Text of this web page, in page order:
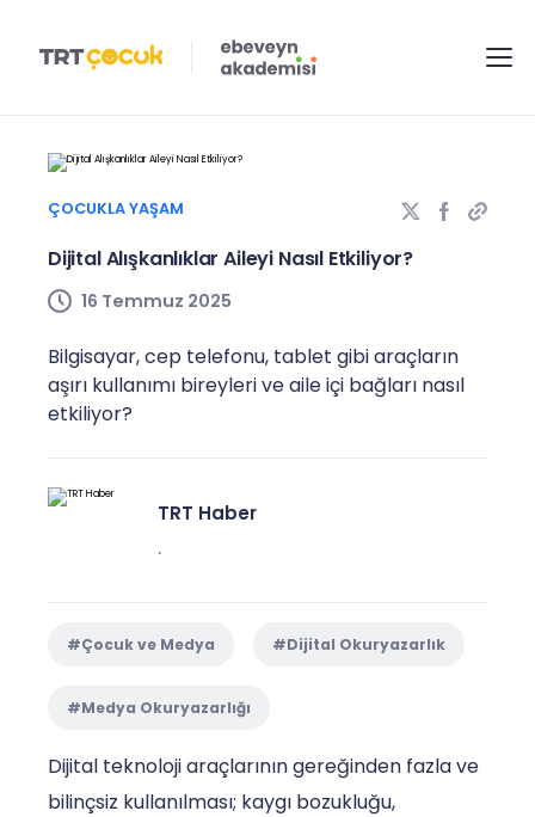
ÇOCUKLA YAŞAM
Dijital Alışkanlıklar Aileyi Nasıl Etkiliyor?
16 Temmuz 2025
Bilgisayar, cep telefonu, tablet gibi araçların
aşırı kullanımı bireyleri ve aile içi bağları nasıl
etkiliyor?
TRT Haber
.
#Çocuk ve Medya #Dijital Okuryazarlık
#Medya Okuryazarlığı
Dijital teknoloji araçlarının gereğinden fazla ve
bilinçsiz kullanılması; kaygı bozukluğu,